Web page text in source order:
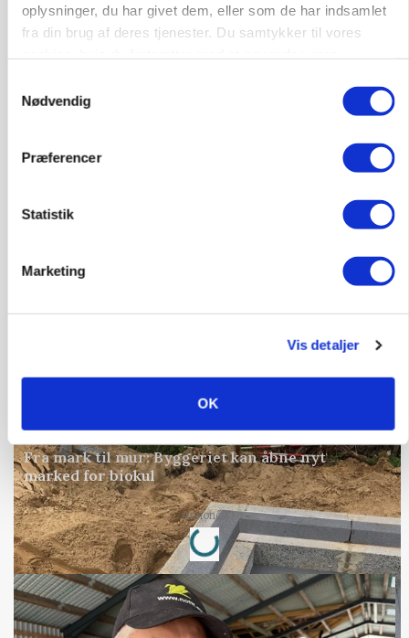
oplysninger, du har givet dem, eller som de har indsamlet
fra din brug af deres tjenester. Du samtykker til vores
Nødvendig
Præferencer
Statistik
Marketing
Vis detaljer
OK
Ejer eller medejer? Nyt tv-format udfordrer
landbrugets ejerstruktur
Annonce
Fra mark til mur: Byggeriet kan åbne nyt
marked for biokul
Annonce
Loading...